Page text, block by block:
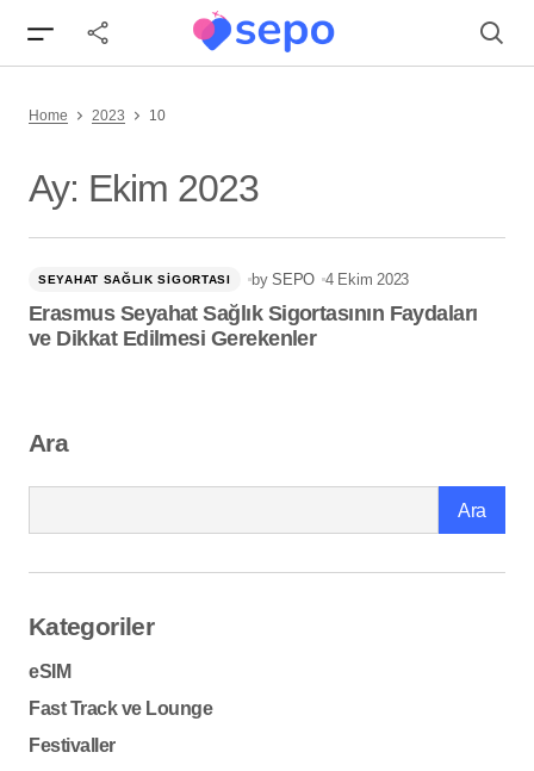
Home 2023 10
Ay: Ekim 2023
SEYAHAT SAĞLIK SIGORTASI by SEPO 4 Ekim 2023
Erasmus Seyahat Sağlık Sigortasının Faydaları
ve Dikkat Edilmesi Gerekenler
Ara
Ara
Kategoriler
eSIM
Fast Track ve Lounge
Festivaller